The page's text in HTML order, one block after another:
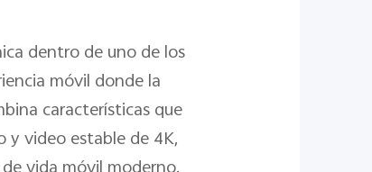
dentro de uno de los
móvil donde la
características que
video estable de 4K,